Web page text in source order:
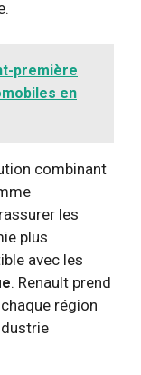
première
en
combinant
les
plus
avec les
. Renault prend
région